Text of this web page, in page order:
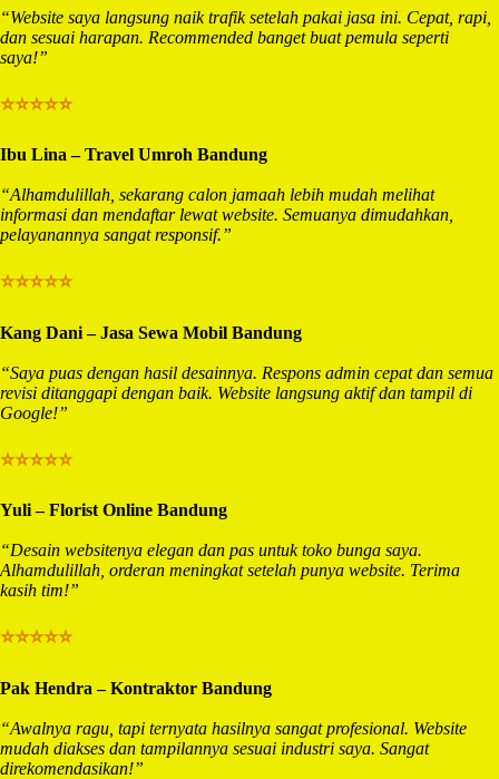
“Website saya langsung naik trafik setelah pakai jasa ini. Cepat, rapi,
dan sesuai harapan. Recommended banget buat pemula seperti
saya!”
⭐⭐⭐⭐⭐
Ibu Lina – Travel Umroh Bandung
“Alhamdulillah, sekarang calon jamaah lebih mudah melihat
informasi dan mendaftar lewat website. Semuanya dimudahkan,
pelayanannya sangat responsif.”
⭐⭐⭐⭐⭐
Kang Dani – Jasa Sewa Mobil Bandung
“Saya puas dengan hasil desainnya. Respons admin cepat dan semua
revisi ditanggapi dengan baik. Website langsung aktif dan tampil di
Google!”
⭐⭐⭐⭐⭐
Yuli – Florist Online Bandung
“Desain websitenya elegan dan pas untuk toko bunga saya.
Alhamdulillah, orderan meningkat setelah punya website. Terima
kasih tim!”
⭐⭐⭐⭐⭐
Pak Hendra – Kontraktor Bandung
“Awalnya ragu, tapi ternyata hasilnya sangat profesional. Website
mudah diakses dan tampilannya sesuai industri saya. Sangat
direkomendasikan!”